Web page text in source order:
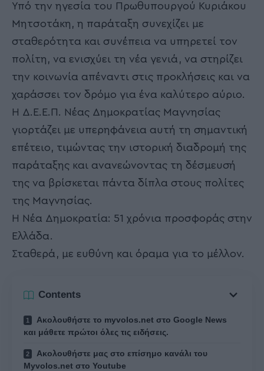
Υπό την ηγεσία του Πρωθυπουργού Κυριάκου
Μητσοτάκη, η παράταξη συνεχίζει με
σταθερότητα και συνέπεια να υπηρετεί τον
πολίτη, να ενισχύει τη νέα γενιά, να στηρίζει
την κοινωνία απέναντι στις προκλήσεις και να
χαράσσει τον δρόμο για ένα καλύτερο αύριο.
Η Δ.Ε.Ε.Π. Νέας Δημοκρατίας Μαγνησίας
γιορτάζει με υπερηφάνεια αυτή τη σημαντική
επέτειο, τιμώντας την ιστορική διαδρομή της
παράταξης και ανανεώνοντας τη δέσμευσή
της να βρίσκεται πάντα δίπλα στους πολίτες
της Μαγνησίας.
Η Νέα Δημοκρατία: 51 χρόνια προσφοράς στην
Ελλάδα.
Σταθερά, με ευθύνη και όραμα για το μέλλον.
Contents
Ακολουθήστε το myvolos.net στο Google News
και μάθετε πρώτοι όλες τις ειδήσεις.
Ακολουθήστε μας στο επίσημο κανάλι του
Myvolos.net στο Youtube